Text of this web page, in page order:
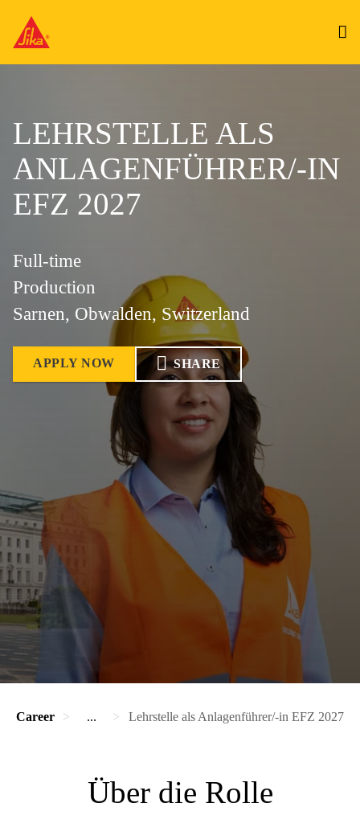
LEHRSTELLE ALS
ANLAGENFÜHRER/-IN
EFZ 2027
Full-time
Production
Sarnen, Obwalden, Switzerland
APPLY NOW SHARE
Career ... Lehrstelle als Anlagenführer/-in EFZ 2027
Über die Rolle